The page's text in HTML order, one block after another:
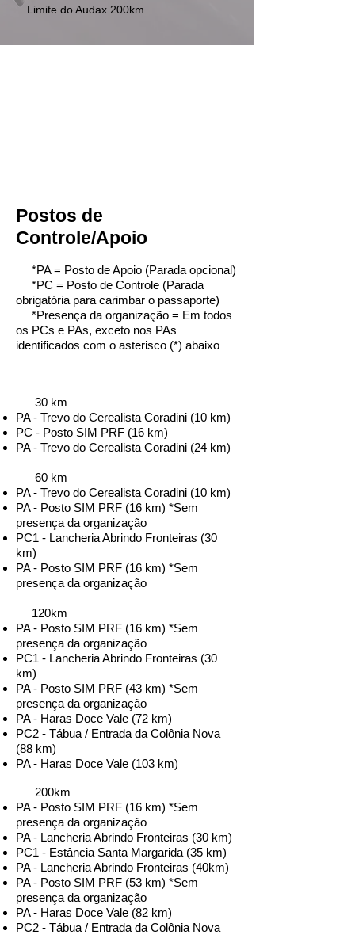
Limite do Audax 200km
Postos de
Controle/Apoio
*PA = Posto de Apoio (Parada opcional)
*PC = Posto de Controle (Parada
obrigatória para carimbar o passaporte)
*Presença da organização = Em todos
os PCs e PAs, exceto nos PAs
identificados com o asterisco (*) abaixo
30 km
PA - Trevo do Cerealista Coradini (10 km)
PC - Posto SIM PRF (16 km)
PA - Trevo do Cerealista Coradini (24 km)
60 km
PA - Trevo do Cerealista Coradini (10 km)
PA - Posto SIM PRF (16 km) *Sem
presença da organização
PC1 - Lancheria Abrindo Fronteiras (30
km)
PA - Posto SIM PRF (16 km) *Sem
presença da organização
120km
PA - Posto SIM PRF (16 km) *Sem
presença da organização
PC1 - Lancheria Abrindo Fronteiras (30
km)
PA - Posto SIM PRF (43 km) *Sem
presença da organização
PA - Haras Doce Vale (72 km)
PC2 - Tábua / Entrada da Colônia Nova
(88 km)
PA - Haras Doce Vale (103 km)
200km
PA - Posto SIM PRF (16 km) *Sem
presença da organização
PA - Lancheria Abrindo Fronteiras (30 km)
PC1 - Estância Santa Margarida (35 km)
PA - Lancheria Abrindo Fronteiras (40km)
PA - Posto SIM PRF (53 km) *Sem
presença da organização
PA - Haras Doce Vale (82 km)
PC2 - Tábua / Entrada da Colônia Nova